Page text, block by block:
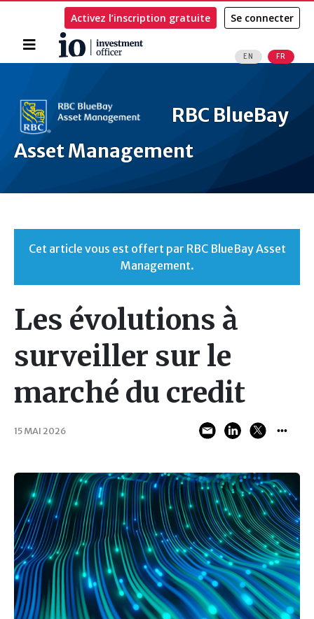
Accueil
EN FR
Activez l’inscription gratuite Se connecter
RBC BlueBay
Asset Management
Cet article vous est offert par RBC BlueBay Asset
Management.
Les évolutions à
surveiller sur le
marché du credit
15 MAI 2026